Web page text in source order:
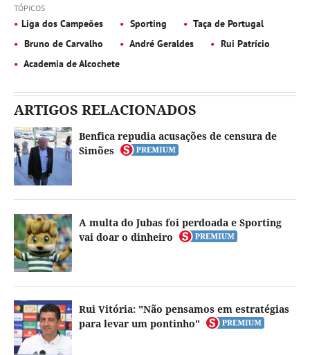
TÓPICOS
Liga dos Campeões Sporting
Taça de Portugal
Bruno de Carvalho
André Geraldes
Rui Patrício
Academia de Alcochete
ARTIGOS RELACIONADOS
Benfica repudia acusações de censura de
Simões
A multa do Jubas foi perdoada e Sporting
vai doar o dinheiro
Rui Vitória: "Não pensamos em estratégias
para levar um pontinho"